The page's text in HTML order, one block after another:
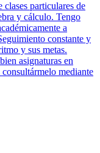
particulares de
y cálculo. Tengo
a
constante y
y sus metas.
asignaturas en
mediante